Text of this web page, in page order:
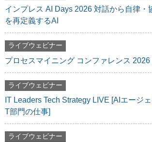
インプレス AI Days 2026 対話から自律・
を再定義するAI
ライブウェビナー
プロセスマイニング コンファレンス 2026
ライブウェビナー
IT Leaders Tech Strategy LIVE [AIエージ
T部門の仕事]
ライブウェビナー